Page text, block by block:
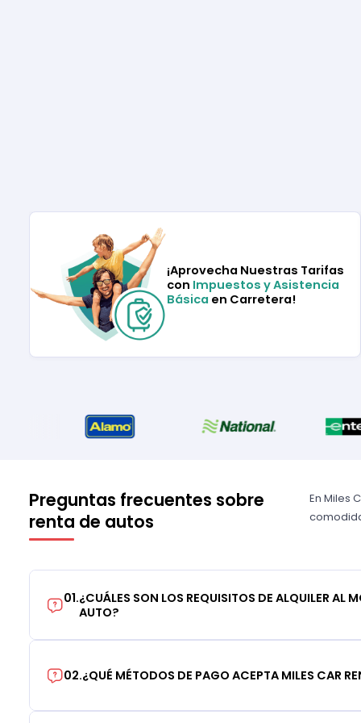
¡Aprovecha Nuestras Tarifas
con Impuestos y Asistencia
Básica en Carretera!
Preguntas frecuentes sobre
renta de autos
En Miles
01.¿CUÁLES SON LOS REQUISITOS DE ALQUILER AL
AUTO?
02.¿QUÉ MÉTODOS DE PAGO ACEPTA MILES CAR